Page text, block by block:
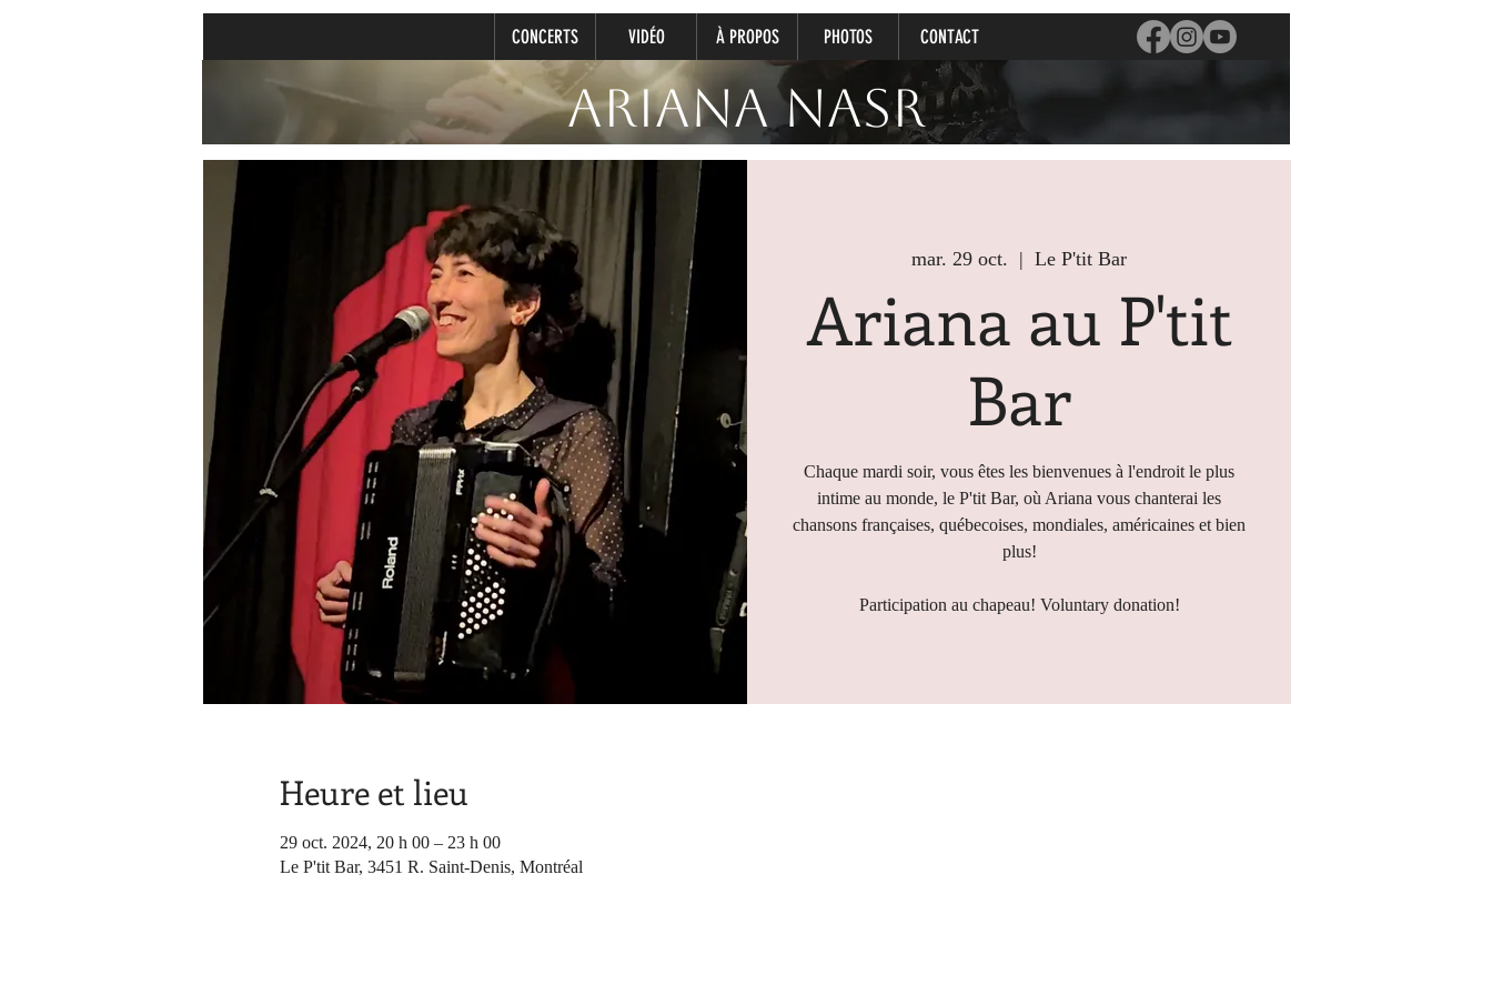
CONCERTS VIDÉO À PROPOS PHOTOS CONTACT
Ariana Nasr
mar. 29 oct.
  |
Le P'tit Bar
Ariana au P'tit
Bar
Chaque mardi soir, vous êtes les bienvenues à l'endroit le plus
intime au monde, le P'tit Bar, où Ariana vous chanterai les
chansons françaises, québecoises, mondiales, américaines et bien
plus!
Participation au chapeau! Voluntary donation!
Heure et lieu
29 oct. 2024, 20 h 00 – 23 h 00
Le P'tit Bar, 3451 R. Saint-Denis, Montréal